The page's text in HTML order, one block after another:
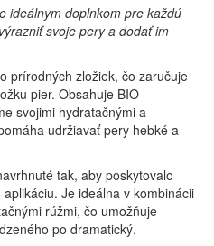
ideálnym doplnkom pre každú
svoje pery a dodať im
prírodných zložiek, čo zaručuje
pier. Obsahuje BIO
svojimi hydratačnými a
udržiavať pery hebké a
tak, aby poskytovalo
Je ideálna v kombinácii
rúžmi, čo umožňuje
po dramatický.